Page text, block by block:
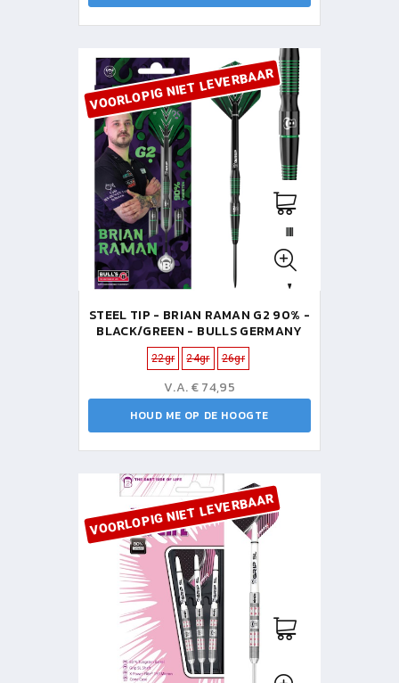
VOORLOPIG NIET LEVERBAAR
STEEL TIP - BRIAN RAMAN G2 90% -
BLACK/GREEN - BULLS GERMANY
22gr 24gr 26gr
V.A. € 74,95
HOUD ME OP DE HOOGTE
VOORLOPIG NIET LEVERBAAR